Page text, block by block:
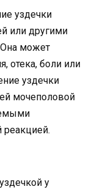
уздечки
или другими
может
отека, боли или
уздечки
мочеполовой
реакцией.
у